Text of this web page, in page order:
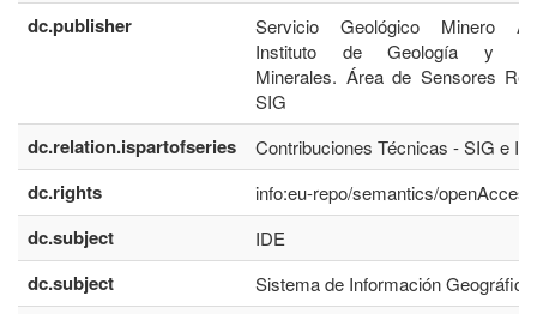
dc.publisher
Servicio Geológico Minero
Instituto de Geología y
Minerales. Área de Sensores
SIG
dc.relation.ispartofseries Contribuciones Técnicas - SIG e
dc.rights info:eu-repo/semantics/openAccess
dc.subject IDE
dc.subject Sistema de Información Geográfica